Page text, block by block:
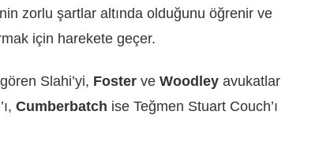
zorlu şartlar altında olduğunu öğrenir ve
için harekete geçer.
Slahi’yi, Foster ve Woodley avukatlar
Cumberbatch ise Teğmen Stuart Couch’ı